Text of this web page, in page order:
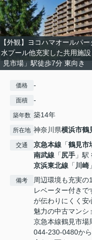
【外観】ヨコハマオール
水プール他充実した共用
見市場」駅徒歩7分 東向き
価格 -
面積 -
築年数 築14年
所在地 神奈川県横浜市鶴
交通 京急本線 「鶴見市
南武線 「尻手 」
京浜東北線 「 川崎
備考
周辺環境も充実の
レベーター付き
が伝わりにくく安
魅力の中古マンシ
京急本線鶴見市場
044-230-0480か